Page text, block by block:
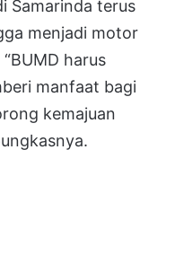
Samarinda terus
menjadi motor
harus
manfaat bagi
kemajuan